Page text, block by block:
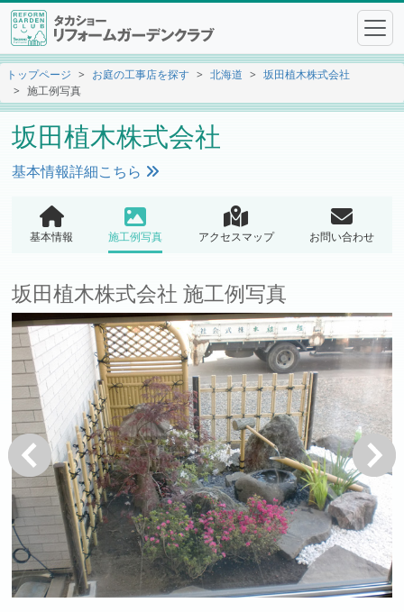
トップページ お庭の工事店を探す 北海道
坂田植木株式会社
施工例写真
坂田植木株式会社
基本情報詳細こちら
基本情報 施工例写真 アクセスマップ お問い合わせ
坂田植木株式会社 施工例写真
戻る 次へ